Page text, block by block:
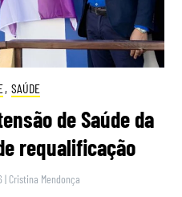
, SAÚDE
de Saúde da
requalificação
| Cristina Mendonça